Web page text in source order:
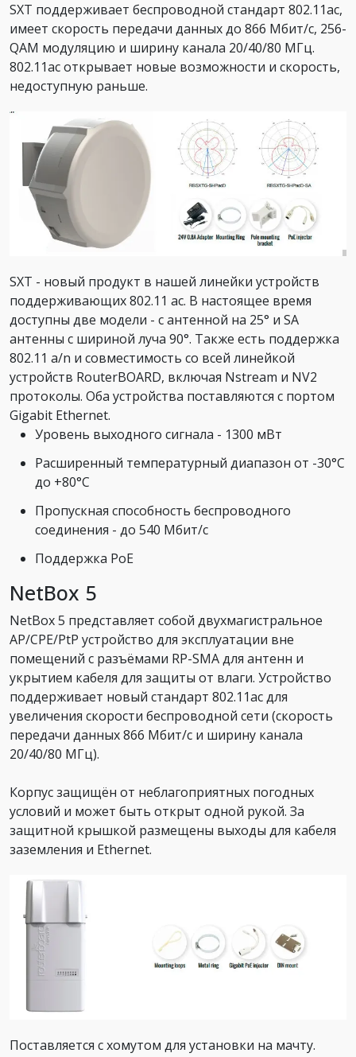
SXT поддерживает беспроводной стандарт 802.11ac,
имеет скорость передачи данных до 866 Мбит/с, 256-
QAM модуляцию и ширину канала 20/40/80 МГц.
802.11ac открывает новые возможности и скорость,
недоступную раньше.
SXT - новый продукт в нашей линейки устройств
поддерживающих 802.11 ac. В настоящее время
доступны две модели - с антенной на 25° и SA
антенны с шириной луча 90°. Также есть поддержка
802.11 a/n и совместимость со всей линейкой
устройств RouterBOARD, включая Nstream и NV2
протоколы. Оба устройства поставляются с портом
Gigabit Ethernet.
Уровень выходного сигнала - 1300 мВт
Расширенный температурный диапазон от -30°C
до +80°C
Пропускная способность беспроводного
соединения - до 540 Мбит/с
Поддержка PoE
NetBox 5
NetBox 5 представляет собой двухмагистральное
AP/CPE/PtP устройство для эксплуатации вне
помещений с разъёмами RP-SMA для антенн и
укрытием кабеля для защиты от влаги. Устройство
поддерживает новый стандарт 802.11ac для
увеличения скорости беспроводной сети (скорость
передачи данных 866 Мбит/с и ширину канала
20/40/80 МГц).
Корпус защищён от неблагоприятных погодных
условий и может быть открыт одной рукой. За
защитной крышкой размещены выходы для кабеля
заземления и Ethernet.
Поставляется с хомутом для установки на мачту.